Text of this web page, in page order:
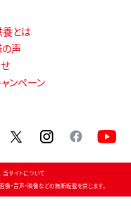
とは
声
ンペーン
twitterinstagram
当サイトについて
・音声・映像などの無断転載を禁じます。